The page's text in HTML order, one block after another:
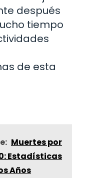
después
tiempo
de esta
Muertes por
Estadísticas
Años